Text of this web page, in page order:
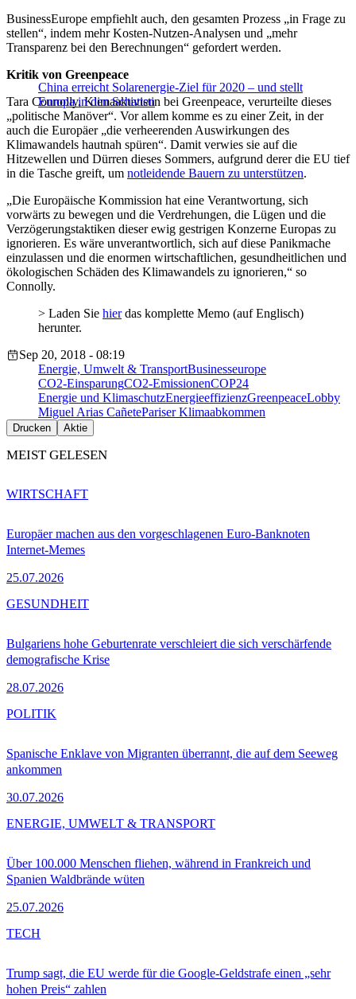
BusinessEurope empfiehlt auch, den gesamten Prozess „in Frage zu
stellen“, indem mehr Kosten-Nutzen-Analysen und „mehr
Transparenz bei den Berechnungen“ gefordert werden.
China erreicht Solarenergie-Ziel für 2020 – und stellt
Europa in den Schatten
Kritik von Greenpeace
Tara Connolly, Klimaaktivistin bei Greenpeace, verurteilte dieses
„politische Manöver“. Vor allem komme es zu einer Zeit, in der
auch die Europäer „die verheerenden Auswirkungen des
Klimawandels hautnah spüren“. Damit verwies sie auf die
Hitzewellen und Dürren dieses Sommers, aufgrund derer die EU tief
in die Tasche greift, um notleidende Bauern zu unterstützen.
„Die Europäische Kommission hat eine Verantwortung, sich
vorwärts zu bewegen und die Verdrehungen, die Lügen und die
Verzögerungstaktiken dieser ewig gestrigen Konzerne Europas zu
ignorieren. Es wäre unverantwortlich, sich auf diese Panikmache
einzulassen und die enormen wirtschaftlichen, gesundheitlichen und
ökologischen Schäden des Klimawandels zu ignorieren,“ so
Connolly.
> Laden Sie hierdas komplette Memo (auf Englisch)
herunter.
Sep 20, 2018 - 08:19
Energie, Umwelt & TransportBusinesseurope
CO2-EinsparungCO2-EmissionenCOP24
Energie und KlimaschutzEnergieeffizienzGreenpeaceLobby
Miguel Arias CañetePariser Klimaabkommen
Drucken Aktie
MEIST GELESEN
Europäer machen aus den vorgeschlagenen Euro-Banknoten
Internet-Memes
25.07.2026
WIRTSCHAFT
Bulgariens hohe Geburtenrate verschleiert die sich verschärfende
demografische Krise
28.07.2026
GESUNDHEIT
Spanische Enklave von Migranten überrannt, die auf dem Seeweg
ankommen
30.07.2026
POLITIK
Über 100.000 Menschen fliehen, während in Frankreich und
Spanien Waldbrände wüten
25.07.2026
ENERGIE, UMWELT & TRANSPORT
Trump sagt, die EU werde für die Google-Geldstrafe einen „sehr
hohen Preis“ zahlen
TECH